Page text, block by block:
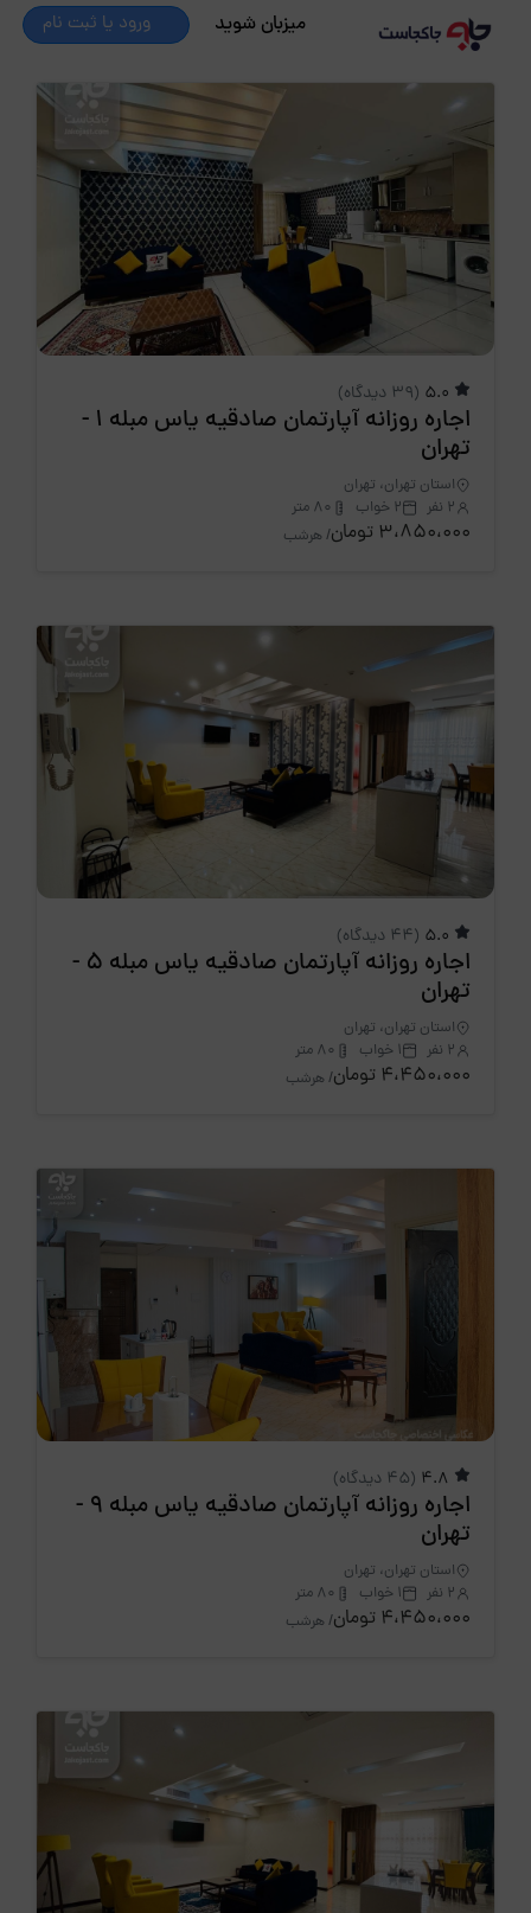
میزبان شوید ورود یا ثبت نام
(39 دیدگاه)
اجاره روزانه آپارتمان صادقیه یاس مبله 1 -
تهران
استان تهران، تهران
2 نفر
2 خواب 80 متر
3،850،000 تومان / هرشب
(44 دیدگاه)
اجاره روزانه آپارتمان صادقیه یاس مبله 5 -
تهران
استان تهران، تهران
2 نفر
1 خواب 80 متر
4،450،000 تومان / هرشب
(45 دیدگاه)
اجاره روزانه آپارتمان صادقیه یاس مبله 9 -
تهران
استان تهران، تهران
2 نفر
1 خواب 80 متر
4،450،000 تومان / هرشب